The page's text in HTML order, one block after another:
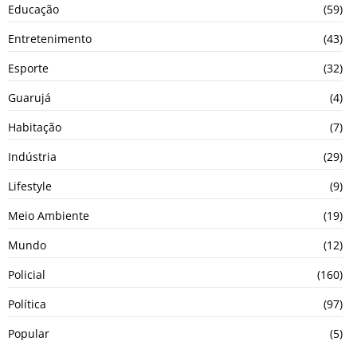
Educação
(59)
Entretenimento
(43)
Esporte
(32)
Guarujá
(4)
Habitação
(7)
Indústria
(29)
Lifestyle
(9)
Meio Ambiente
(19)
Mundo
(12)
Policial
(160)
Política
(97)
Popular
(5)